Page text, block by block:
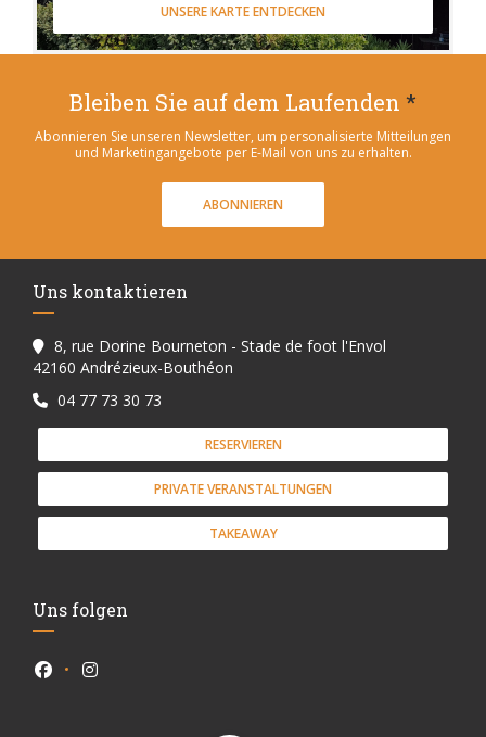
UNSERE KARTE ENTDECKEN
Bleiben Sie auf dem Laufenden *
Abonnieren Sie unseren Newsletter, um personalisierte Mitteilungen
und Marketingangebote per E-Mail von uns zu erhalten.
ABONNIEREN
Uns kontaktieren
8, rue Dorine Bourneton - Stade de foot l'Envol
42160 Andrézieux-Bouthéon
04 77 73 30 73
RESERVIEREN
PRIVATE VERANSTALTUNGEN
TAKEAWAY
Uns folgen
Facebook ((öffnet ein neues Fenster))
Instagram ((öffnet ein neues Fenster))